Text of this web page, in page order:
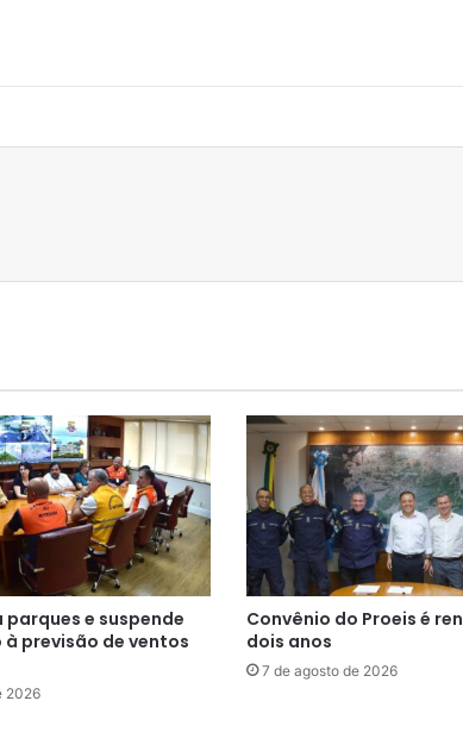
e suspende
previsão de ventos
2026
Convênio do Proeis é
dois anos
7 de agosto de 2026